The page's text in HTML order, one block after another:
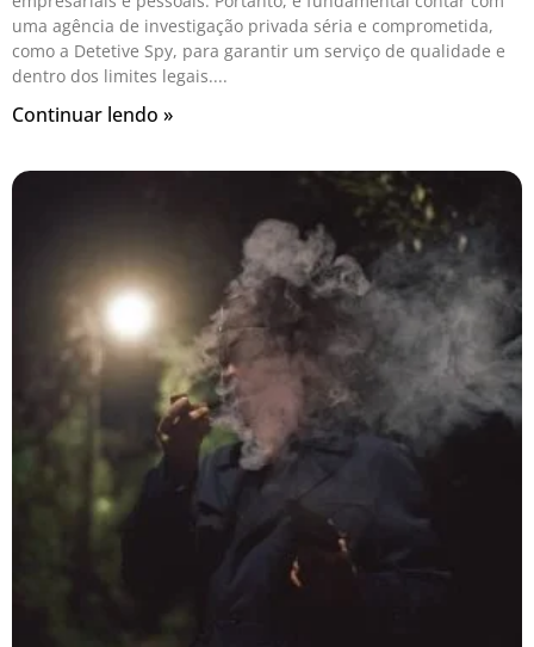
uma agência de investigação privada séria e comprometida,
como a Detetive Spy, para garantir um serviço de qualidade e
dentro dos limites legais.
Continuar lendo »